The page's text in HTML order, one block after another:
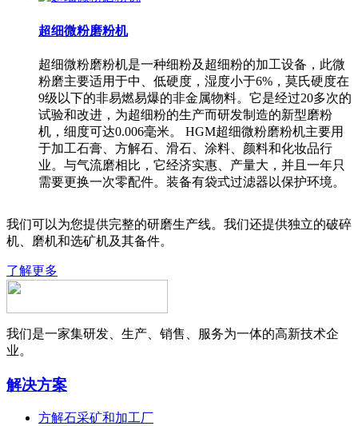
超细微粉磨粉机
超细微粉磨粉机是一种细粉及超细粉的加工设备，此微
粉磨主要适用于中、低硬度，湿度小于6%，莫氏硬度在
9级以下的非易燃易爆的非金属物料。它是经过20多次的
试验和改进，为超细粉的生产而研发制造的新型磨粉
机，细度可达0.006毫米。 HGM超细微粉磨粉机主要用
于加工石膏、方解石、滑石、涂料、颜料和化妆品行
业。与气流磨相比，它经济实惠、产量大，并且一年只
需要更换一次零配件。装备有袋式过滤器以保护环境。
我们可以为您提供完整的研磨生产线。我们还提供独立的破碎
机、磨机和选矿机及其备件。
了解更多
我们是一家集研发、生产、销售、服务为一体的高新技术企
业。
解决方案
方解石采矿和加工厂